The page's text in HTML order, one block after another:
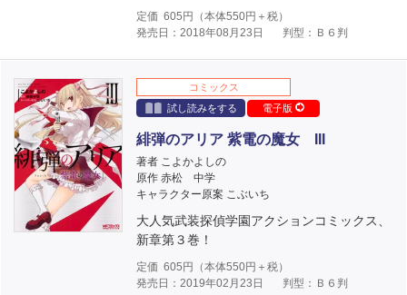
定価 605 円（本体550円＋税）
発売日：2018年08月23日
判型：Ｂ６判
コミックス
試し読みをする
電子版
緋弾のアリア 紫電の魔女 III
著者 こよかよしの
原作 赤松 中学
キャラクター原案 こぶいち
大人気武装探偵学園アクションコミックス、
新章第３巻！
定価 605 円（本体550円＋税）
発売日：2019年02月23日
判型：Ｂ６判